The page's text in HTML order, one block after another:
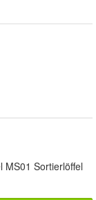
MS01 Sortierlöffel